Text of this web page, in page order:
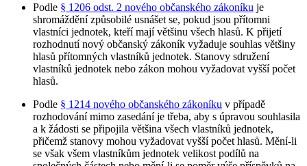
Podle § 1206 odst. 2 nového občanského zákoníku je
shromáždění způsobilé usnášet se, pokud jsou přítomni
vlastníci jednotek, kteří mají většinu všech hlasů. K přijetí
rozhodnutí nový občanský zákoník vyžaduje souhlas většiny
hlasů přítomných vlastníků jednotek. Stanovy sdružení
vlastníků jednotek nebo zákon mohou vyžadovat vyšší počet
hlasů.
Podle § 1214 nového občanského zákoníku v případě
rozhodování mimo zasedání je třeba, aby s úpravou souhlasila
a k žádosti se připojila většina všech vlastníků jednotek,
přičemž stanovy mohou vyžadovat vyšší počet hlasů. Mění-li
se však všem vlastníkům jednotek velikost podílů na